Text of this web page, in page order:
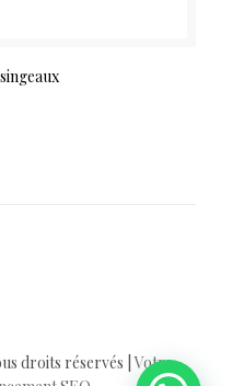
droits réservés |Votre